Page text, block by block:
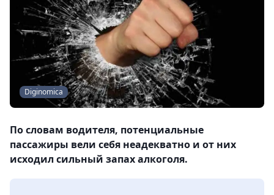
Diginomica
По словам водителя, потенциальные
пассажиры вели себя неадекватно и от них
исходил сильный запах алкоголя.